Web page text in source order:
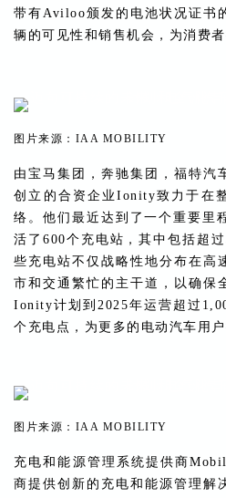
带有Aviloo颁发的电池状况证书
辆的可见性和销售机会，为消费
图片来源：IAA MOBILITY
由宝马集团，奔驰集团，福特汽
创立的合资企业Ionity致力于在
络。他们最近达到了一个重要里
活了600个充电站，其中包括超
些充电站不仅战略性地分布在高
市和交通繁忙的主干道，以确保
Ionity计划到2025年运营超过
个充电点，为更多的电动汽车用
图片来源：IAA MOBILITY
充电和能源管理系统提供商
商提供创新的充电和能源管理解